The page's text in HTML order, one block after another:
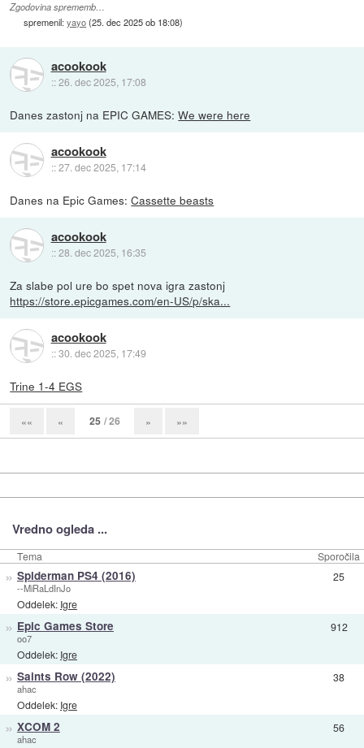
Zgodovina sprememb…
spremenil:yayo(25. dec 2025 ob 18:08)
acookook
::26. dec 2025, 17:08
Danes zastonj na EPIC GAMES:We were here
acookook
::27. dec 2025, 17:14
Danes na Epic Games:Cassette beasts
acookook
::28. dec 2025, 16:35
Za slabe pol ure bo spet nova igra zastonj
https://store.epicgames.com/en-US/p/ska...
acookook
::30. dec 2025, 17:49
Trine 1-4 EGS
«« « 25 / 26 » »»
Vredno ogleda ...
Tema Sporočila
» Spiderman PS4 (2016)
--MiRaLdInJo
Oddelek: Igre
25
» Epic Games Store
oo7
Oddelek: Igre
912
» Saints Row (2022)
ahac
Oddelek: Igre
38
» XCOM 2
ahac
56